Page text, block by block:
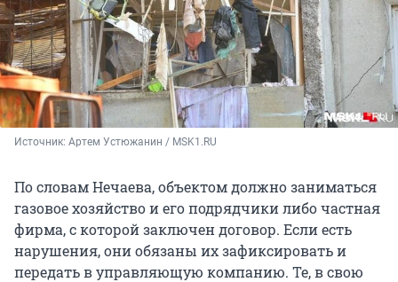
Источник: Артем Устюжанин / MSK1.RU
По словам Нечаева, объектом должно заниматься
газовое хозяйство и его подрядчики либо частная
фирма, с которой заключен договор. Если есть
нарушения, они обязаны их зафиксировать и
передать в управляющую компанию. Те, в свою